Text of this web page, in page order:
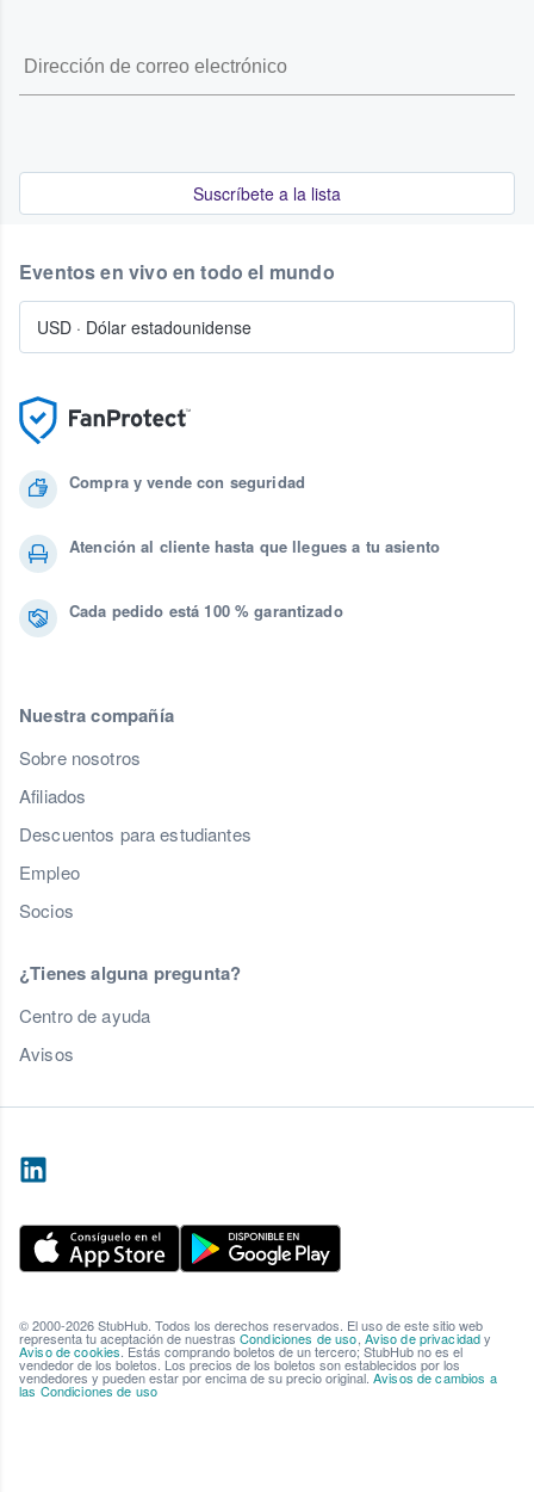
Suscríbete a la lista
Compra y vende con seguridad
Atención al cliente hasta que llegues a tu asiento
Cada pedido está 100 % garantizado
Nuestra compañía
Sobre nosotros
Afiliados
Descuentos para estudiantes
Empleo
Socios
¿Tienes alguna pregunta?
Centro de ayuda
Avisos
Eventos en vivo en todo el mundo
USD · Dólar estadounidense
© 2000-2026 StubHub. Todos los derechos reservados. El uso de este sitio web
representa tu aceptación de nuestras Condiciones de uso, Aviso de privacidady
Aviso de cookies. Estás comprando boletos de un tercero; StubHub no es el
vendedor de los boletos. Los precios de los boletos son establecidos por los
vendedores y pueden estar por encima de su precio original. Avisos de cambios a
las Condiciones de uso